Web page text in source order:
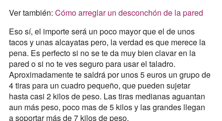
Ver también: Cómo arreglar un desconchón de la pared
Eso sí, el importe será un poco mayor que el de unos
tacos y unas alcayatas pero, la verdad es que merece la
pena. Es perfecto si no se te da muy bien clavar en la
pared o si no te ves seguro para usar el taladro.
Aproximadamente te saldrá por unos 5 euros un grupo de
4 tiras para un cuadro pequeño, que pueden sujetar
hasta casi 2 kilos de peso. Las tiras medianas aguantan
aun más peso, poco mas de 5 kilos y las grandes llegan
a soportar más de 7 kilos de peso.